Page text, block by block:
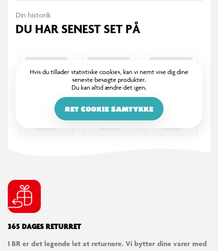
Din historik
DU HAR SENEST SET PÅ
Hvis du tillader statistiske cookies, kan vi nemt vise dig dine
seneste besøgte produkter.
Du kan altid ændre det igen.
RET COOKIE SAMTYKKE
365 DAGES RETURRET
I BR er det legende let at returnere. Vi bytter dine varer med